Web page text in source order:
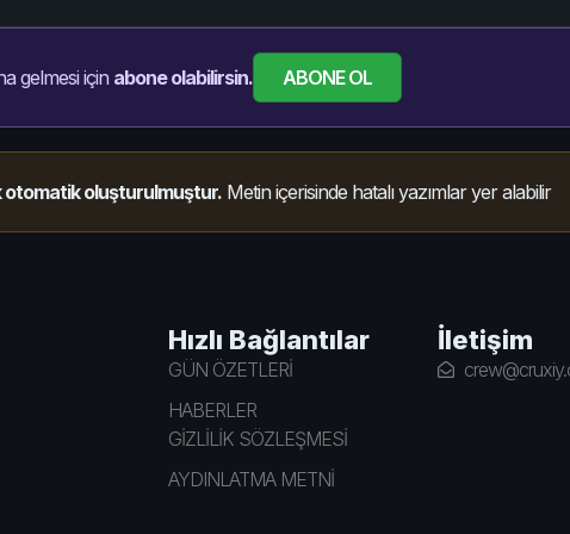
gelmesi için abone olabilirsin. ABONE OL
oluşturulmuştur. Metin içerisinde hatalı yazımlar yer alabilir
Hızlı Bağlantılar
GÜN ÖZETLERİ
HABERLER
GİZLİLİK SÖZLEŞMESİ
AYDINLATMA METNİ
İletişim